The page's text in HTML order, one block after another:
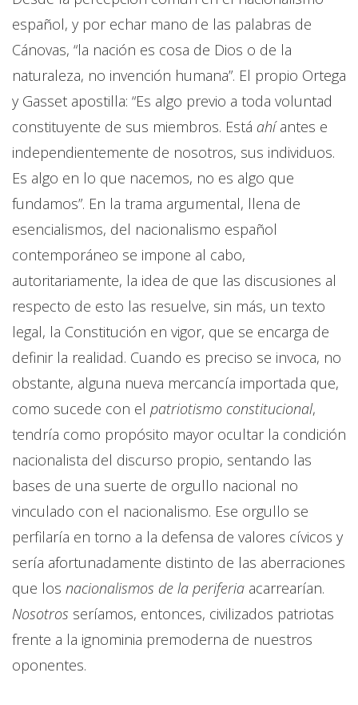
español, y por echar mano de las palabras de
Cánovas, “la nación es cosa de Dios o de la
naturaleza, no invención humana”. El propio Ortega
y Gasset apostilla: “Es algo previo a toda voluntad
constituyente de sus miembros. Está ahíantes e
independientemente de nosotros, sus individuos.
Es algo en lo que nacemos, no es algo que
fundamos”. En la trama argumental, llena de
esencialismos, del nacionalismo español
contemporáneo se impone al cabo,
autoritariamente, la idea de que las discusiones al
respecto de esto las resuelve, sin más, un texto
legal, la Constitución en vigor, que se encarga de
definir la realidad. Cuando es preciso se invoca, no
obstante, alguna nueva mercancía importada que,
como sucede con el patriotismo constitucional,
tendría como propósito mayor ocultar la condición
nacionalista del discurso propio, sentando las
bases de una suerte de orgullo nacional no
vinculado con el nacionalismo. Ese orgullo se
perfilaría en torno a la defensa de valores cívicos y
sería afortunadamente distinto de las aberraciones
que los nacionalismos de la periferia acarrearían.
Nosotros seríamos, entonces, civilizados patriotas
frente a la ignominia premoderna de nuestros
oponentes.